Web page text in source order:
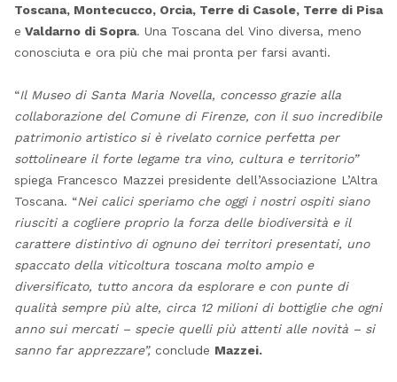
Toscana, Montecucco, Orcia, Terre di Casole, Terre di Pisa
e Valdarno di Sopra. Una Toscana del Vino diversa, meno
conosciuta e ora più che mai pronta per farsi avanti.
“Il Museo di Santa Maria Novella, concesso grazie alla
collaborazione del Comune di Firenze, con il suo incredibile
patrimonio artistico si è rivelato cornice perfetta per
sottolineare il forte legame tra vino, cultura e territorio”
spiega Francesco Mazzei presidente dell’Associazione L’Altra
Toscana. “Nei calici speriamo che oggi i nostri ospiti siano
riusciti a cogliere proprio la forza delle biodiversità e il
carattere distintivo di ognuno dei territori presentati, uno
spaccato della viticoltura toscana molto ampio e
diversificato, tutto ancora da esplorare e con punte di
qualità sempre più alte, circa 12 milioni di bottiglie che ogni
anno sui mercati – specie quelli più attenti alle novità – si
sanno far apprezzare”, conclude Mazzei.